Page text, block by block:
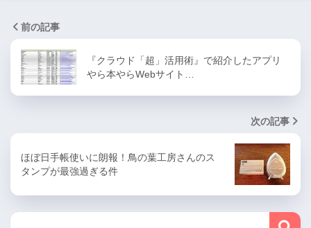
前の記事
『クラウド「超」活用術』で紹介したアプリ
やら本やらWebサイト…
次の記事
ほぼ日手帳使いに朗報！鳥の葉工房さんのス
タンプが最強過ぎる件